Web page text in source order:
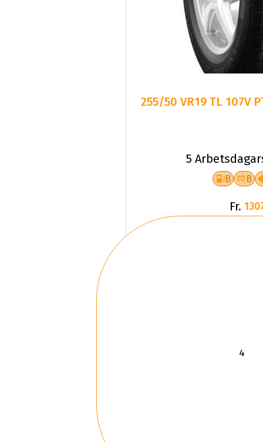
255/50 VR19 TL 107V
5
B B
Fr.